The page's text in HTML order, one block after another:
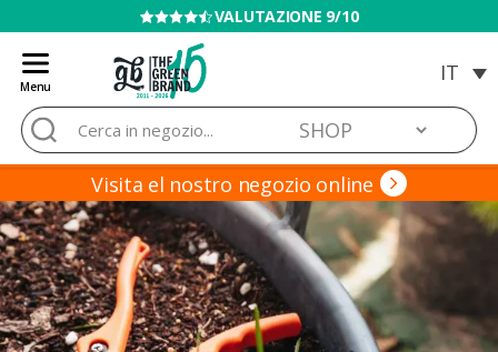
VENDITA VIETATA AI MINORI
Menu
Blog
de
Grow
Barato
Cerca:
Visita el nostro negozio online